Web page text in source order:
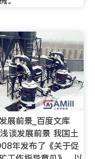
展前景_百度文库
谈发展前景 我国土
年发布了《关于促